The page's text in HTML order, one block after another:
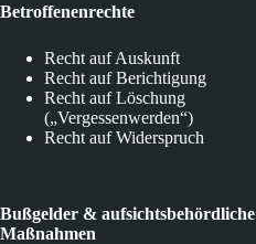
Betroffenenrechte
Recht auf Auskunft
Recht auf Berichtigung
Recht auf Löschung
(„Vergessenwerden“)
Recht auf Widerspruch
Bußgelder & aufsichtsbehördliche
Maßnahmen